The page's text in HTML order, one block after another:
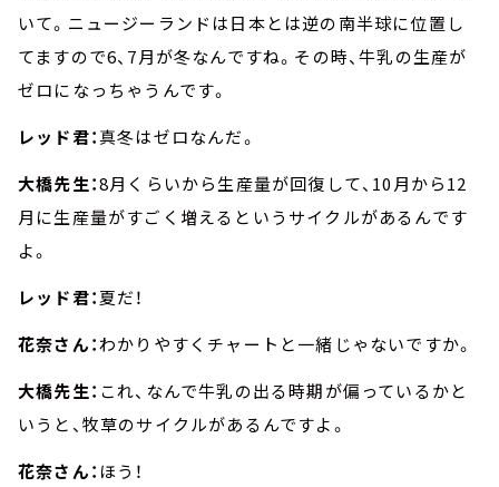
いて。ニュージーランドは日本とは逆の南半球に位置し
てますので6、7月が冬なんですね。その時、牛乳の生産が
ゼロになっちゃうんです。
レッド君：真冬はゼロなんだ。
大橋先生：8月くらいから生産量が回復して、10月から12
月に生産量がすごく増えるというサイクルがあるんです
よ。
レッド君：夏だ！
花奈さん：わかりやすくチャートと一緒じゃないですか。
大橋先生： これ、なんで牛乳の出る時期が偏っているかと
いうと、牧草のサイクルがあるんですよ。
花奈さん：ほう！